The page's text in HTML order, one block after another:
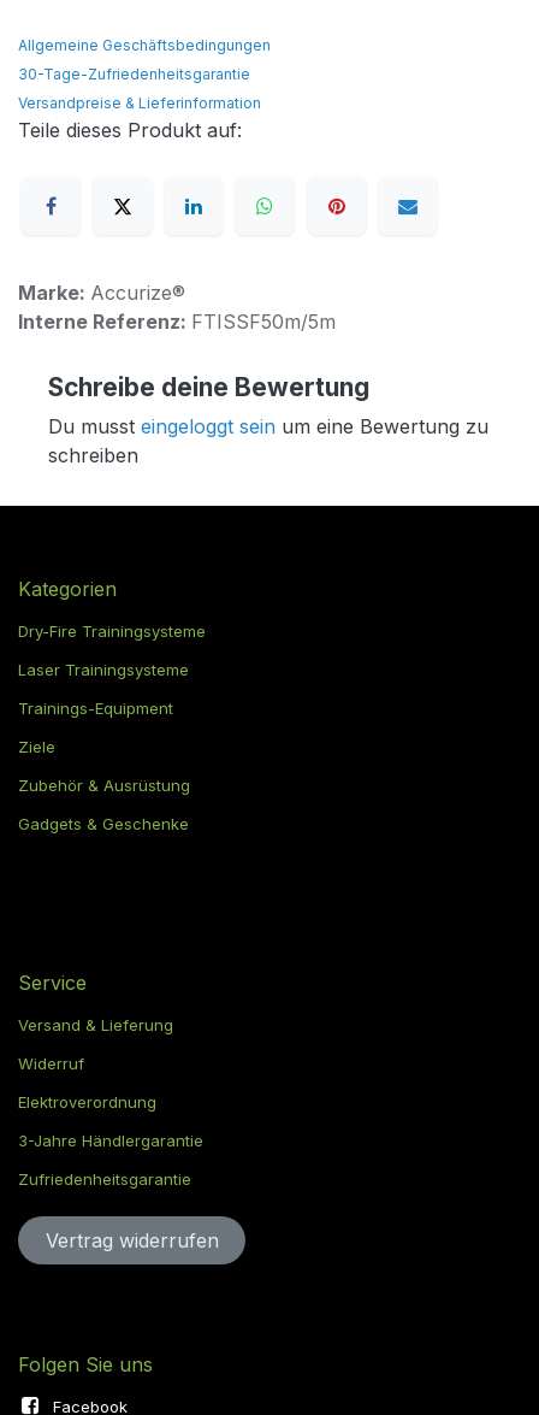
Allgemeine Geschäftsbedingungen
30-Tage-Zufriedenheitsgarantie
Versandpreise & Lieferinformation
Teile dieses Produkt auf:
Marke: Accurize®
Interne Referenz: FTISSF50m/5m
Schreibe deine Bewertung
Du musst eingeloggt sein um eine Bewertung zu
schreiben
Kategorien
Dry-Fire Trainingsysteme
Laser Trainingsysteme
Trainings-Equipment
Ziele
Zubehör & Ausrüstung
Gadgets & Geschenke
Service
Versand & Lieferung
Widerruf
Elektroverordnung
3-Jahre Händlergarantie
Zufriedenheitsgarantie
Vertrag widerru​​​​​​​​​​fen
Folgen Sie uns
Facebook